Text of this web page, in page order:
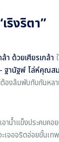
ริงริตา”
า ด้วยเศียรเกล้า
ฐานัฐพ์ โล่ห์คุณส
องล้มพับทับกันหล
อาน้ำแข็งประคบค
จอจริตอ่อยขั้นเท